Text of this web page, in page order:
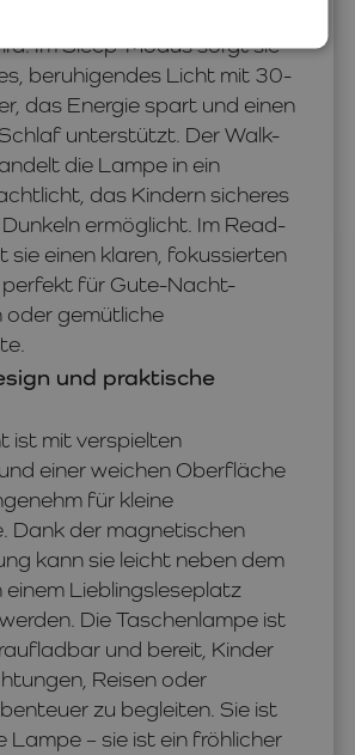
Im Sleep-Modus sorgt sie
beruhigendes Licht mit 30-
das Energie spart und einen
unterstützt. Der Walk-
die Lampe in ein
das Kindern sicheres
ermöglicht. Im Read-
sie einen klaren, fokussierten
perfekt für Gute-Nacht-
oder gemütliche
und praktische
ist mit verspielten
einer weichen Oberfläche
für kleine
Dank der magnetischen
kann sie leicht neben dem
Lieblingsleseplatz
Die Taschenlampe ist
und bereit, Kinder
Reisen oder
zu begleiten. Sie ist
Lampe – sie ist ein fröhlicher